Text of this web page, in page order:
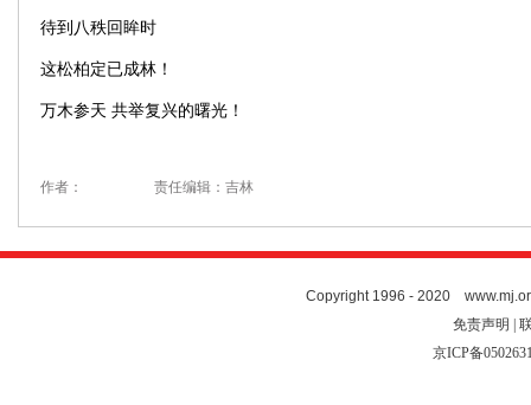
待到八秩回眸时
这松柏定已成林！
万木参天 共举复兴的曙光！
作者： 责任编辑：吉林
Copyright 1996 - 2020
免责声明 |
京ICP备